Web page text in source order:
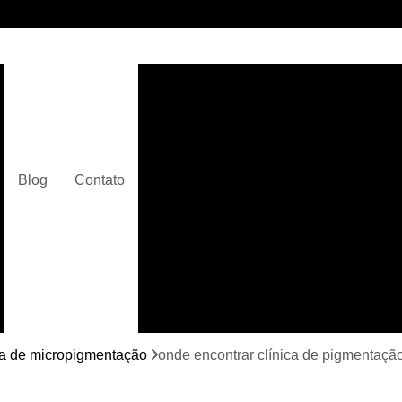
Blog Contato
Curso de
de micropigmentação onde encontrar clínica de